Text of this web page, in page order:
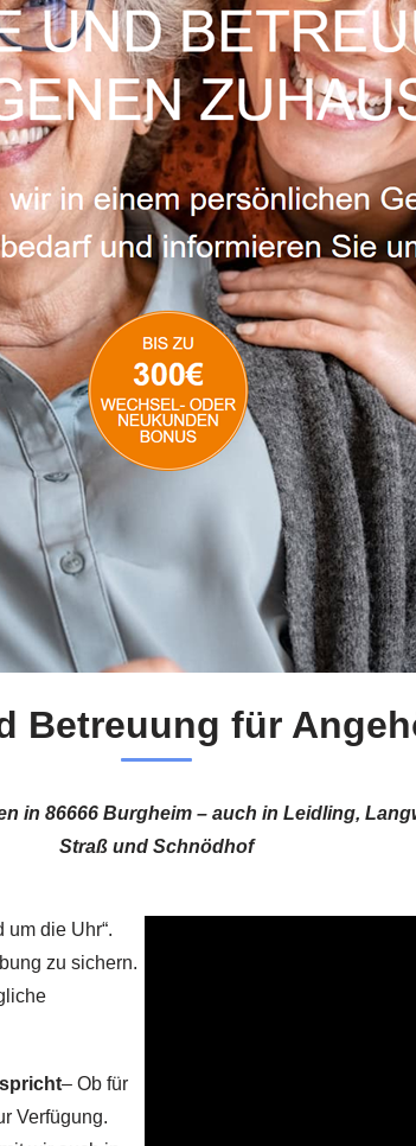
Betreuung für
in 86666 Burgheim – auch in Leidling,
Straß und Schnödhof
die Uhr“.
zu sichern.
– Ob für
Verfügung.